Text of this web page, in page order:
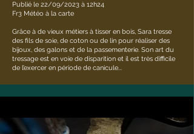
Publié le 22/09/2023 à 12h24
Fr3 Météo à la carte
Grâce à de vieux métiers à tisser en bois, Sara tresse
des fils de soie, de coton ou de lin pour réaliser des
bijoux, des galons et de la passementerie. Son art du
tressage est en voie de disparition et il est très difficile
de l’exercer en période de canicule...